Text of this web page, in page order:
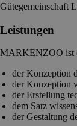
Gütegemeinschaft
Leistungen
MARKENZOO ist
der Konzeption
der Konzeption
der Erstellung
dem Satz
der Gestaltung